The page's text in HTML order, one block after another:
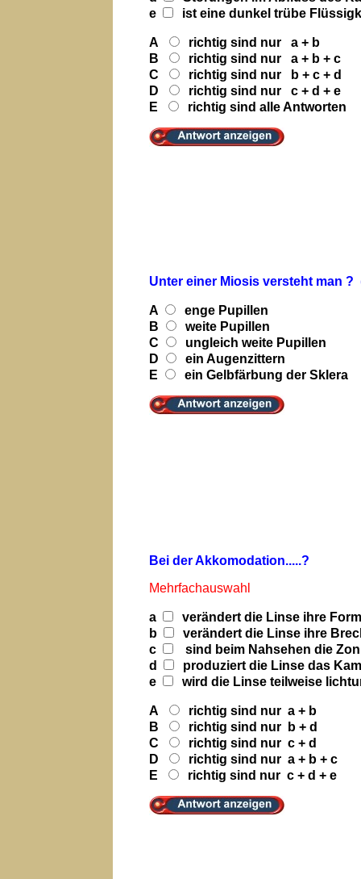
e
ist eine dunkel trübe
A
richtig sind nur a + b
B
richtig sind nur a + b + c
C
richtig sind nur b + c + d
D
richtig sind nur c + d + e
E
richtig sind alle Antworten
Unter einer Miosis versteht man
A
enge Pupillen
B
weite Pupillen
C
ungleich weite Pupillen
D
ein Augenzittern
E
ein Gelbfärbung der Sklera
Bei der Akkomodation.....?
Mehrfachauswahl
a
verändert die Linse ihre
b
verändert die Linse ihre
c
sind beim Nahsehen die
d
produziert die Linse das
e
wird die Linse teilweise
A
richtig sind nur a + b
B
richtig sind nur b + d
C
richtig sind nur c + d
D
richtig sind nur a + b + c
E
richtig sind nur c + d + e